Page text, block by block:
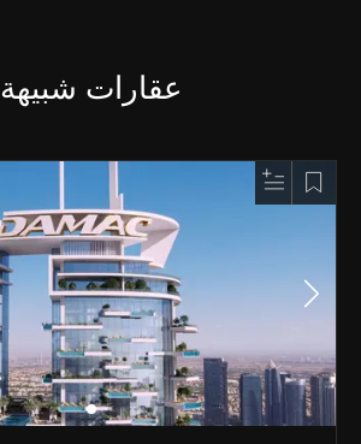
عقارات شبيهة